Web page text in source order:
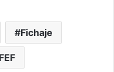
Fichaje